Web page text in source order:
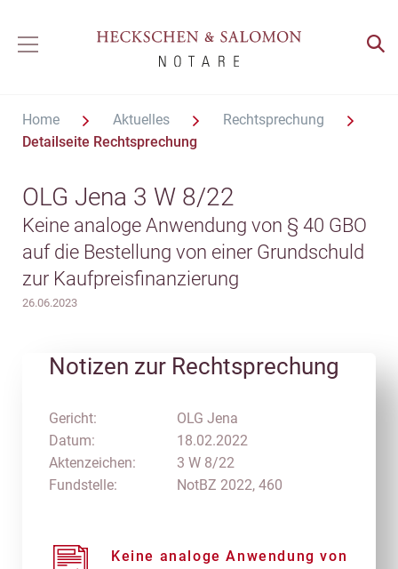
Home Aktuelles
Rechtsprechung
Detailseite Rechtsprechung
OLG Jena 3 W 8/22
Keine analoge Anwendung von § 40 GBO
auf die Bestellung von einer Grundschuld
zur Kaufpreisfinanzierung
26.06.2023
Notizen zur Rechtsprechung
Gericht:
Datum:
Aktenzeichen:
Fundstelle:
OLG Jena
18.02.2022
3 W 8/22
NotBZ 2022, 460
Keine analoge Anwendung von